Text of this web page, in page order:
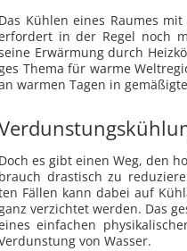
Das Küh­len eines Rau­mes
in der Regel noch
Er­wär­mung durch
Thema für warme
war­men Tagen in
Doch es gibt einen Weg, den
brauch dras­tisch zu
Fäl­len kann dabei auf
ver­zich­tet wer­den. Das
ein­fa­chen
von Was­ser.